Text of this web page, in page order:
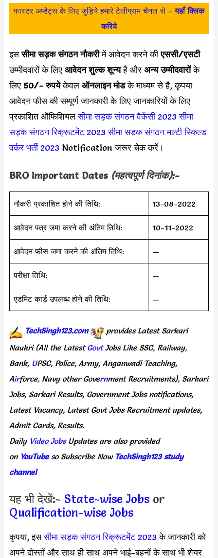
फास्टर अप्डेट्स के लिए जुड़िये हमारे टेलीग्राम चैनल से –यहाँ क्लिक
करिये
इससीमा सड़क संगठन नौकरीमें आवेदन करने कीएससी/एसटी
उम्मीदवारों के लिए आवेदन शुल्क शून्यहै और अन्य उम्मीदवारोंके
लिए50/- रुपयेकेवल ऑनलाइन मोडके माध्यम से है, कृपया
आवेदन फीस की सम्पूर्ण जानकारी के लिए जानकारियों के लिए
प्रकाशित ऑफिशियलसीमा सड़क संगठन वैकेंसी 2023 सीमा
सड़क संगठन रिक्रूटमेंट 2023 सीमा सड़क संगठन मल्टी स्किल्ड
वर्कर भर्ती 2023Notification जरूर चेक करें।
BRO Important Dates (महत्वपूर्ण दिनांक):-
नौकरी प्रकाशित होने की तिथि: 13-08-2022
आवेदन पत्र जमा करने की अंतिम तिथि: 10-11-2022
आवेदन फीस जमा करने की अंतिम तिथि: —
परीक्षा तिथि: —
एडमिट कार्ड उपलब्ध होने की तिथि: —
TechSingh123.com provides Latest Sarkari
Naukri (All the Latest Govt Jobs Like SSC, Railway,
Bank, UPSC, Police, Army, Anganwadi Teaching,
Airforce, Navy other Government Recruitments), Sarkari
Jobs, Sarkari Results, Government Jobs notifications,
Latest Vacancy, Latest Govt Jobs Recruitment updates,
Admit Cards, Results.
Daily Video JobsUpdates are also provided
on YouTubeso Subscribe Now TechSingh123 study
channel
यह भी देखें:- State-wise Jobs or
Qualification-wise Jobs
कृपया, इससीमा सड़क संगठन रिक्रूटमेंट 2023के जानकारी को
अपने दोस्तों और साथ ही साथ अपने भाई-बहनों के साथ भी शेयर